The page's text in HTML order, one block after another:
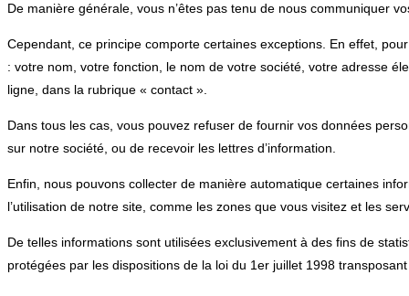
De manière générale, vous n’êtes pas tenu de nous communiquer
Cependant, ce principe comporte certaines exceptions. En effet,
: votre nom, votre fonction, le nom de votre société, votre adresse
ligne, dans la rubrique « contact ».
Dans tous les cas, vous pouvez refuser de fournir vos données
sur notre société, ou de recevoir les lettres d’information.
Enfin, nous pouvons collecter de manière automatique certaines
l’utilisation de notre site, comme les zones que vous visitez et les
De telles informations sont utilisées exclusivement à des fins de
protégées par les dispositions de la loi du 1er juillet 1998